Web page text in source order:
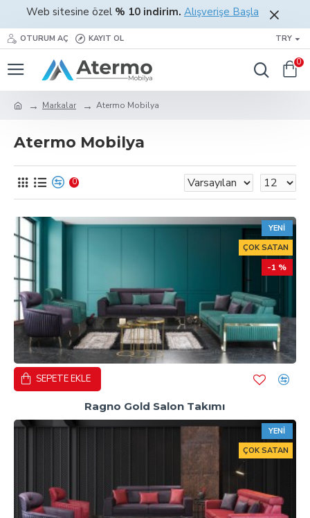
Web sitesine özel % 10 indirim. Alışverişe Başla
OTURUM AÇ KAYIT OL TRY
0
Markalar Atermo Mobilya
Atermo Mobilya
0
YENI
ÇOK SATAN
-1 %
Ragno Gold Salon Takımı
SEPETE EKLE
YENI
ÇOK SATAN